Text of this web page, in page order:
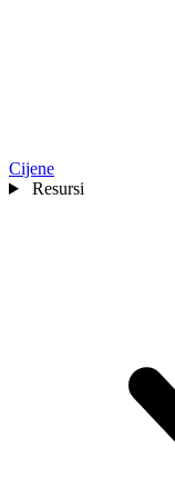
Cijene
Resursi